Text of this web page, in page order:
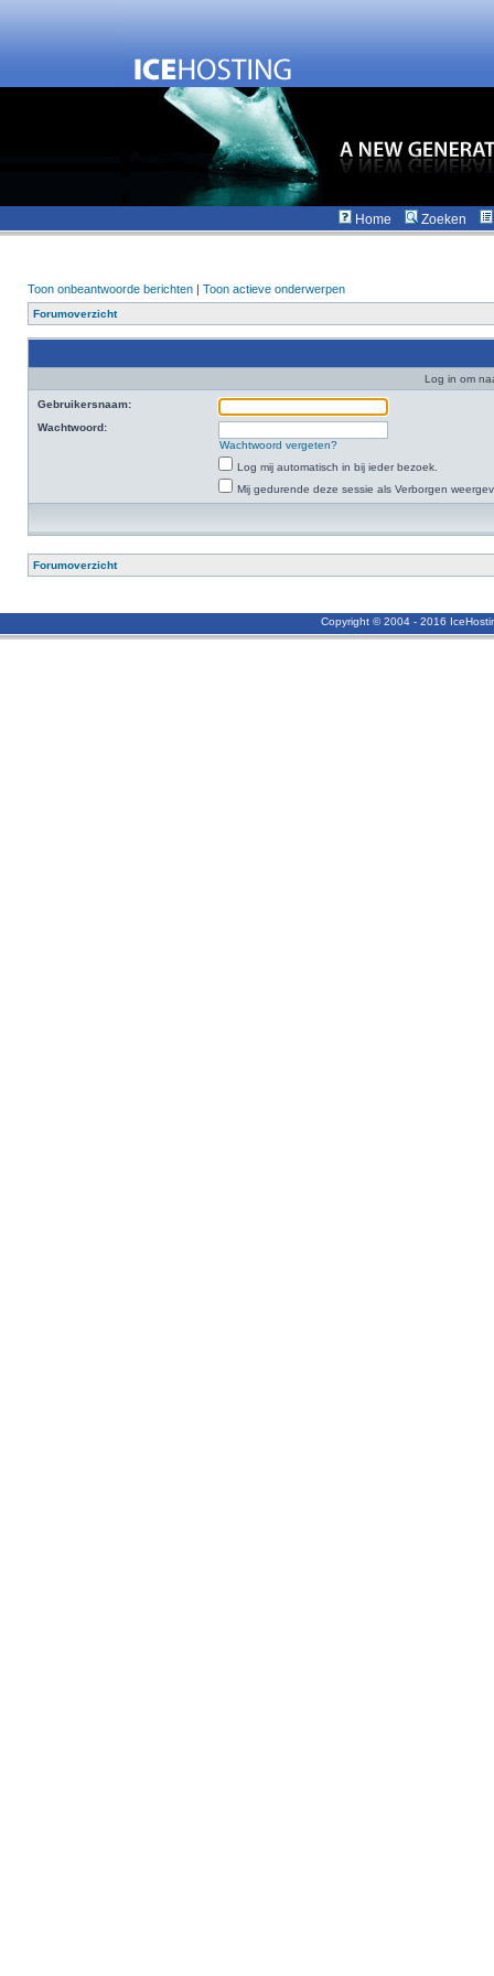
Home Zoeken
Toon onbeantwoorde berichten | Toon actieve onderwerpen
Forumoverzicht
Log in om
Gebruikersnaam:
Wachtwoord:
Wachtwoord vergeten?
Log mij automatisch in bij ieder bezoek.
Mij gedurende deze sessie als Verborgen
Forumoverzicht
Copyright © 2004 - 2016